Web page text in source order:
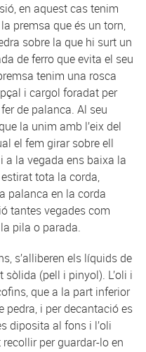
en aquest cas tenim
premsa que és un torn,
sobre la que hi surt un
de ferro que evita el seu
tenim una rosca
i cargol foradat per
de palanca. Al seu
la unim amb l’eix del
el fem girar sobre ell
a la vegada ens baixa la
tota la corda,
palanca en la corda
tantes vegades com
pila o parada.
s’alliberen els líquids de
(pell i pinyol). L’oli i
que a la part inferior
pedra, i per decantació es
diposita al fons i l’oli
per guardar-lo en